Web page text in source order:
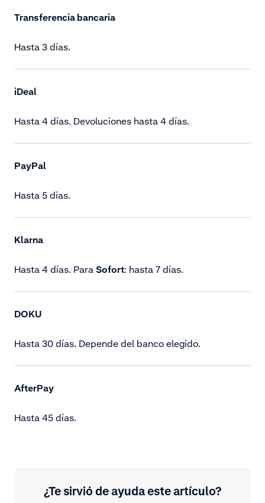
Transferencia bancaria
Hasta 3 días.
iDeal
Hasta 4 días. Devoluciones hasta 4 días.
PayPal
Hasta 5 días.
Klarna
Hasta 4 días. Para Sofort: hasta 7 días.
DOKU
Hasta 30 días. Depende del banco elegido.
AfterPay
Hasta 45 días.
¿Te sirvió de ayuda este artículo?